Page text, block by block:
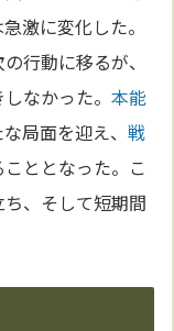
激に変化した。
行動に移るが、
なかった。本能
局面を迎え、戦
ととなった。こ
、そして短期間